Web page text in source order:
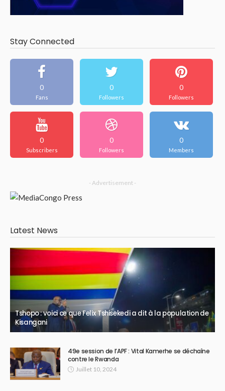
Stay Connected
0
Fans
0
Followers
0
Followers
0
Subscribers
0
Followers
0
Members
- Advertisement -
Latest News
Tshopo : voici ce que Felix Tshisekedi a dit à la population de
Kisangani
49e session de l’APF : Vital Kamerhe se déchaîne
contre le Rwanda
Juillet 10, 2024